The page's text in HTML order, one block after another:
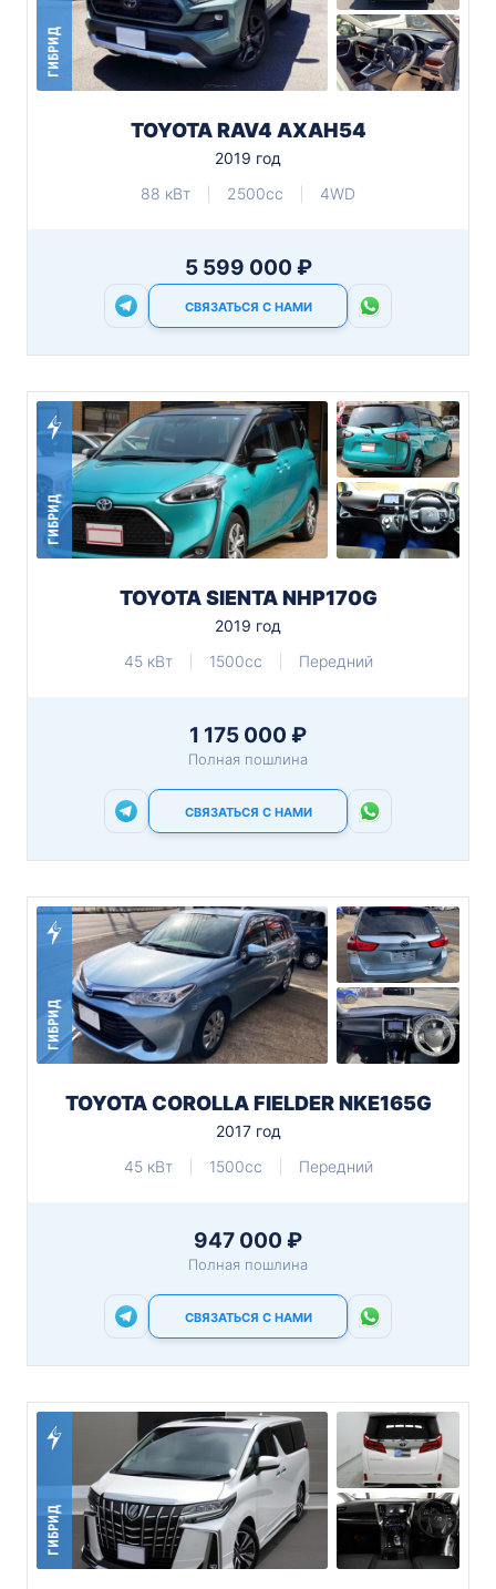
ГИБРИД
TOYOTA RAV4 AXAH54
2019 год
88 кВт
2500cc 4WD
5 599 000 ₽
СВЯЗАТЬСЯ С НАМИ
ГИБРИД
TOYOTA SIENTA NHP170G
2019 год
45 кВт
1500cc Передний
1 175 000 ₽
Полная пошлина
СВЯЗАТЬСЯ С НАМИ
ГИБРИД
TOYOTA COROLLA FIELDER NKE165G
2017 год
45 кВт
1500cc Передний
947 000 ₽
Полная пошлина
СВЯЗАТЬСЯ С НАМИ
ГИБРИД